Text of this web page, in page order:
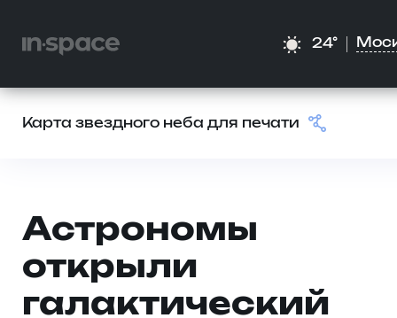
24°
Карта звездного неба для печати
Астрономы
открыли
галактический